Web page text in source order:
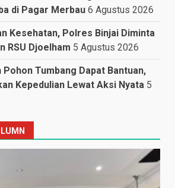
di Pagar Merbau 6 Agustus 2026
Kesehatan, Polres Binjai Diminta
RSU Djoelham 5 Agustus 2026
Tumbang Dapat Bantuan,
Kepedulian Lewat Aksi Nyata 5